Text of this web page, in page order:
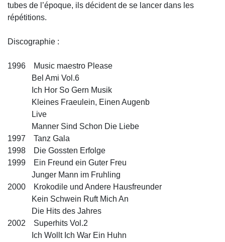
tubes de l’époque, ils décident de se lancer dans les
répétitions.
Discographie :
1996 Music maestro Please
Bel Ami Vol.6
Ich Hor So Gern Musik
Kleines Fraeulein, Einen Augenb
Live
Manner Sind Schon Die Liebe
1997 Tanz Gala
1998 Die Gossten Erfolge
1999 Ein Freund ein Guter Freu
Junger Mann im Fruhling
2000 Krokodile und Andere Hausfreunder
Kein Schwein Ruft Mich An
Die Hits des Jahres
2002 Superhits Vol.2
Ich Wollt Ich War Ein Huhn